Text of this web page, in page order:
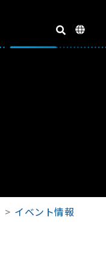
イベント情報